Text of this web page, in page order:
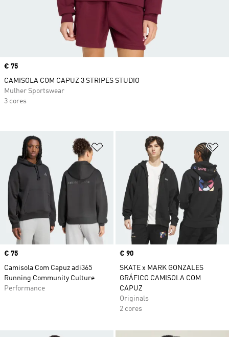
Adicionar à Lista de Desejos
Price
€ 75
Camisola Com Capuz adi365
Running Community Culture
Performance
Price
€ 90
SKATE x MARK GONZALES
GRÁFICO CAMISOLA COM
CAPUZ
Originals
2 cores
Price
€ 75
CAMISOLA COM CAPUZ 3 STRIPES STUDIO
Mulher Sportswear
3 cores